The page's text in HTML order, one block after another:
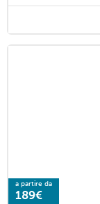
a partire da
189€